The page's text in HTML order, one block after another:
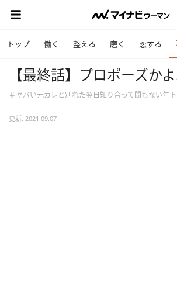
トップ 働く 整える 磨く 恋する
【最終話】プロポーズか
＃ヤバい元カレと別れた翌日知り合って間もない年
更新: 2021.09.07